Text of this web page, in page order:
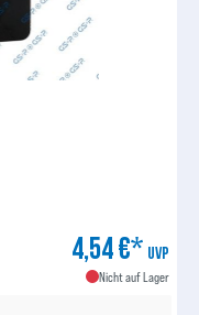
4,54 €* UVP
Nicht auf Lager